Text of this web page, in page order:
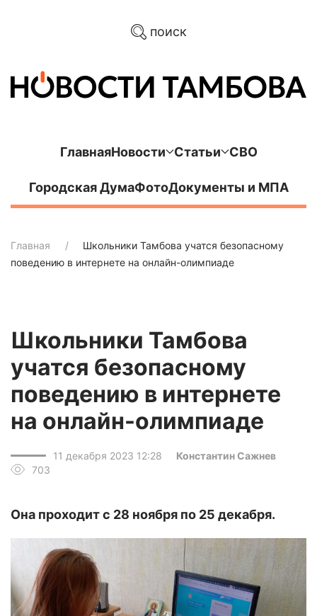
поиск
ГлавнаяНовости Статьи СВО
Городская ДумаФотоДокументы и МПА
Главная
Школьники Тамбова учатся безопасному
поведению в интернете на онлайн-олимпиаде
Школьники Тамбова
учатся безопасному
поведению в интернете
на онлайн-олимпиаде
11 декабря 2023 12:28
Константин Сажнев
703
Она проходит с 28 ноября по 25 декабря.